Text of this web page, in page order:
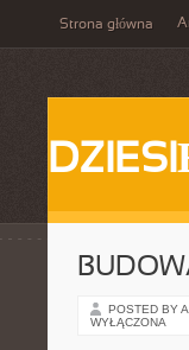
Strona główna
POSTED BY
WYŁĄCZONA